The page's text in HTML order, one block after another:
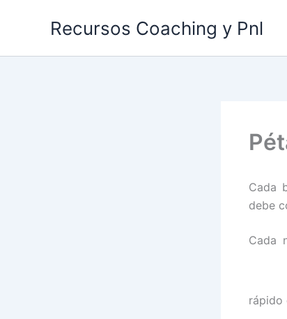
Recursos Coaching y Pnl
Cada
debe
Cada
rápido